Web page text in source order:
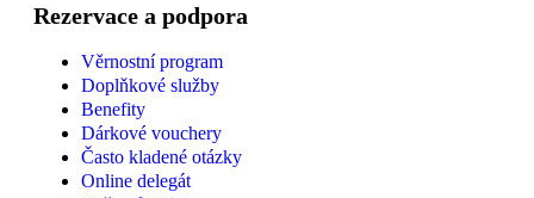
Rezervace a podpora
Věrnostní program
Doplňkové služby
Benefity
Dárkové vouchery
Často kladené otázky
Online delegát